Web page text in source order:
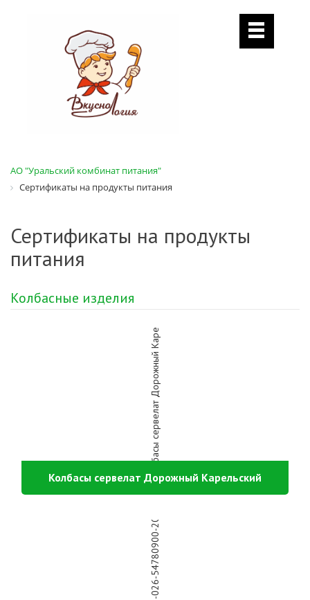
АО "Уральский комбинат питания"
Сертификаты на продукты питания
Сертификаты на продукты
питания
Колбасные изделия
Колбасы сервелат Дорожный Карельский